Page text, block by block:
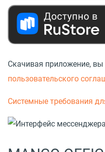
Скачивая приложение, вы
пользовательского
Системные требования